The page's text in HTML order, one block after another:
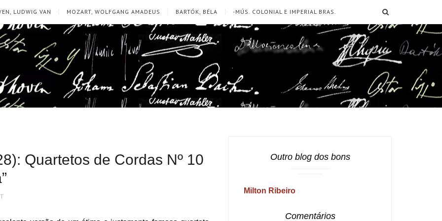
LUDWIG VAN MOZART, WOLFGANG AMADEUS BARTÓK, BÉLA -MÚS. COLONIAL E IMPERIAL BRAS.
Quartetos de Cordas Nº 10
Outro blog dos bons
Milton Ribeiro
Comentários